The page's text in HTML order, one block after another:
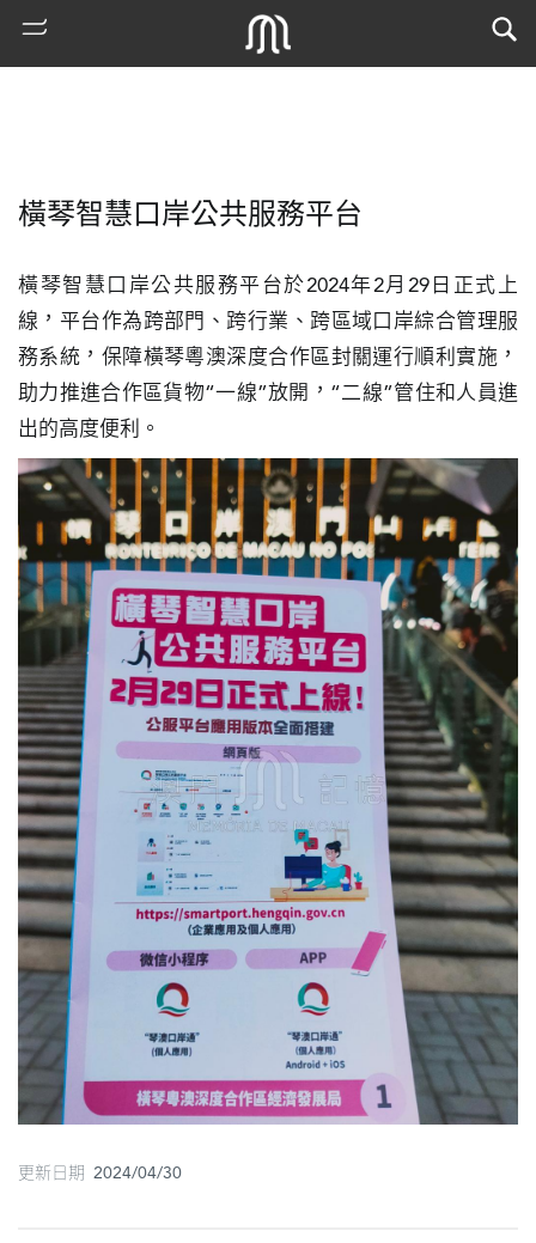
門
索
地
圖
媽
寺
廟
巴
士
教
堂
街
市
橫琴智慧口岸公共服務平台
橫琴智慧口岸公共服務平台於2024年2月29日正式上
線，平台作為跨部門、跨行業、跨區域口岸綜合管理服
務系統，保障橫琴粵澳深度合作區封關運行順利實施，
助力推進合作區貨物“一線”放開，“二線”管住和人員進
出的高度便利。
更新日期 2024/04/30